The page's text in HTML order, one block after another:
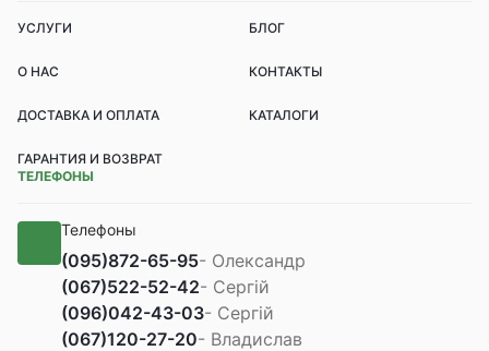
УСЛУГИ БЛОГ
О НАС КОНТАКТЫ
ДОСТАВКА И ОПЛАТА КАТАЛОГИ
ГАРАНТИЯ И ВОЗВРАТ
ТЕЛЕФОНЫ
Телефоны
(095)872-65-95- Олександр
(067)522-52-42- Сергій
(096)042-43-03- Сергій
(067)120-27-20- Владислав